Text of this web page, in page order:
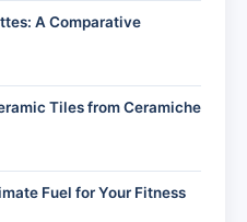
A Comparative
Tiles from Ceramiche
Fuel for Your Fitness